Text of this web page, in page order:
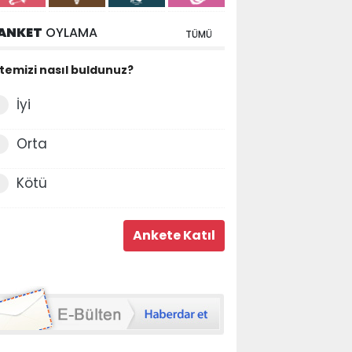
OYLAMA TÜMÜ
nasıl buldunuz?
İyi
Orta
Kötü